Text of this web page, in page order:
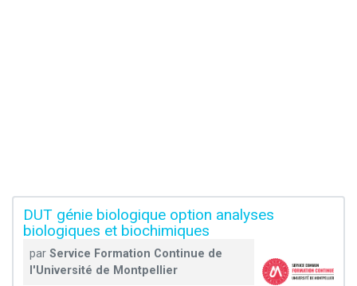
DUT génie biologique option analyses
biologiques et biochimiques
par Service Formation Continue de
l'Université de Montpellier